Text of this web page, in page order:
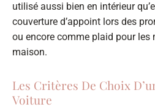
utilisé aussi bien en intérieur
couverture d’appoint lors des
ou encore comme plaid pour les
maison.
Les Critères De Choix
Voiture